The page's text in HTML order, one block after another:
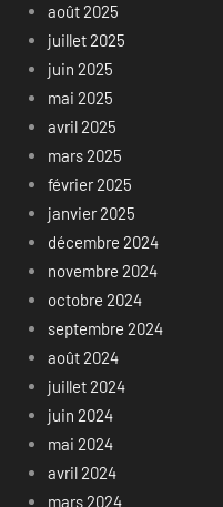
août 2025
juillet 2025
juin 2025
mai 2025
avril 2025
mars 2025
février 2025
janvier 2025
décembre 2024
novembre 2024
octobre 2024
septembre 2024
août 2024
juillet 2024
juin 2024
mai 2024
avril 2024
mars 2024